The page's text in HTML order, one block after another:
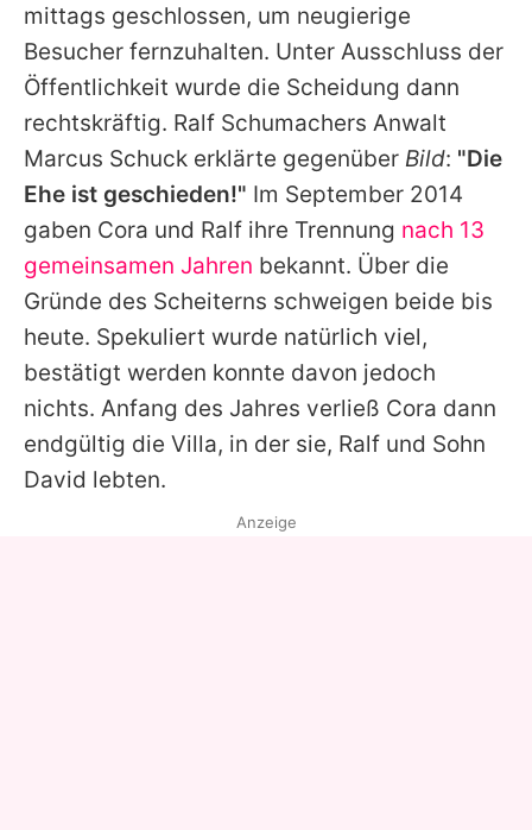
mittags geschlossen, um neugierige
Besucher fernzuhalten. Unter Ausschluss der
Öffentlichkeit wurde die Scheidung dann
rechtskräftig. Ralf Schumachers Anwalt
Marcus Schuck erklärte gegenüber Bild: "Die
Ehe ist geschieden!" Im September 2014
gaben Cora und Ralf ihre Trennung nach 13
gemeinsamen Jahren bekannt. Über die
Gründe des Scheiterns schweigen beide bis
heute. Spekuliert wurde natürlich viel,
bestätigt werden konnte davon jedoch
nichts. Anfang des Jahres verließ Cora dann
endgültig die Villa, in der sie, Ralf und Sohn
David lebten.
Anzeige